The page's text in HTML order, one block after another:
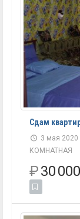
Сдам
3 мая 2020
КОМНАТНАЯ
₽30 000